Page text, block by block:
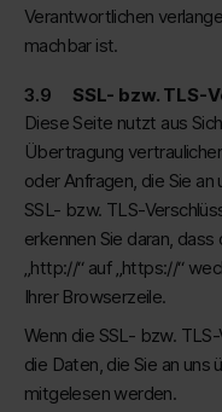
Verantwortlichen
machbar ist.
SSL- bzw. TLS-
Diese Seite nutzt aus
Übertragung
oder Anfragen, die Sie
SSL- bzw. TLS-
erkennen Sie daran,
„http://“ auf „https://“
Ihrer Browserzeile.
Wenn die SSL- bzw.
die Daten, die Sie an
mitgelesen werden.